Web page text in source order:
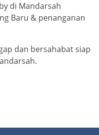
di Mandarsah
Baru & penanganan
dan bersahabat siap